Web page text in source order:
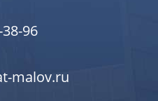
96
malov.ru